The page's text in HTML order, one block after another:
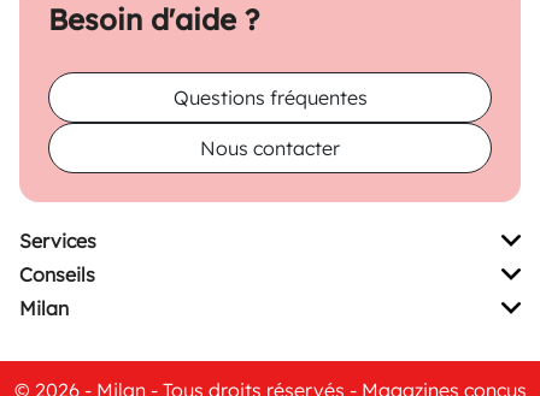
Besoin d'aide ?
Questions fréquentes
Nous contacter
Services
Conseils
Milan
© 2026 - Milan - Tous droits réservés - Magazines conçus